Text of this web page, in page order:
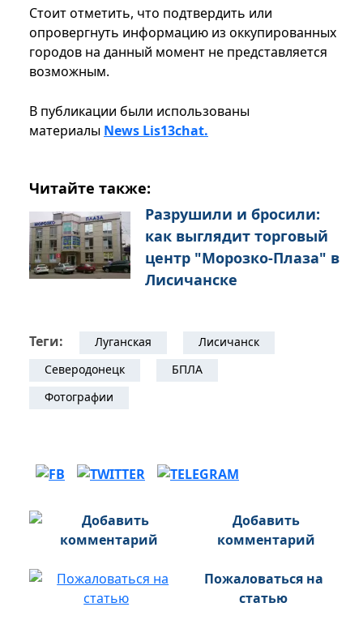
Стоит отметить, что подтвердить или
опровергнуть информацию из оккупированных
городов на данный момент не представляется
возможным.
В публикации были использованы
материалы News Lis13chat.
Читайте также:
Разрушили и бросили:
как выглядит торговый
центр "Морозко-Плаза" в
Лисичанске
Теги: Луганская
Лисичанск
Северодонецк
БПЛА
Фотографии
Добавить
комментарий
Пожаловаться на
статью